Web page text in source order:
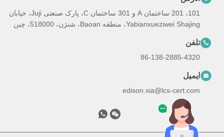
101، 201 ساختمان A و 301 ساختمان C، پارک صنعتی Juji، خیابان
Yabianxueziwei Shajing، منطقه Baoan، شنژن، 518000، چین
تلفن
86-138-2885-4320
ایمیل
edison.xia@lcs-cert.com